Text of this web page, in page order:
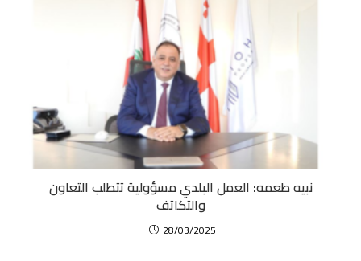
نبيه طعمه: العمل البلدي مسؤولية تتطلب التعاون
والتكاتف
28/03/2025